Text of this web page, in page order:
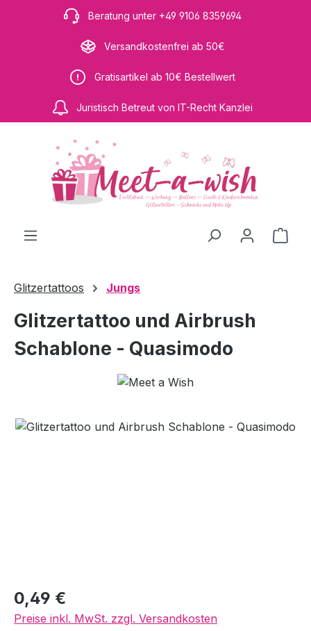
Zum Hauptinhalt springenBeratung unter +49 9106 8359694
Versandkostenfrei ab 50€
Gratisartikel ab 10€ Bestellwert
Juristisch Betreut von IT-Recht Kanzlei
Glitzertattoos Jungs
Glitzertattoo und Airbrush
Schablone - Quasimodo
Bildergalerie überspringen
Regulärer Preis:
0,49 €
Preise inkl. MwSt. zzgl. Versandkosten